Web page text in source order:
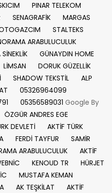
PINAR TELEKOM
SENAGRAFİK
MARGAS
STALTEKS
ARABULUCULUK
GÜNAYDIN HOME
LİMSAN
DORUK GÜZELLİK
SHADOW TEKSTİL
ALP
05326964099
05356589031 Google By
ÖZGÜR ANDRES EGE
DEVLETİ
AKTİF TÜRK
FERDİ TAYFUR
SAMİR
ARABULUCULUK
AKTİF
KENOUD TR
HÜRJET
MUSTAFA KEMAN
AK TEŞKİLAT
AKTİF